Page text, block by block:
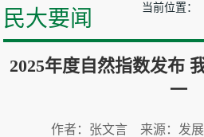
民大要闻 当前位置：
2025年度自然指数发布
一
作者：张文言 来源：发